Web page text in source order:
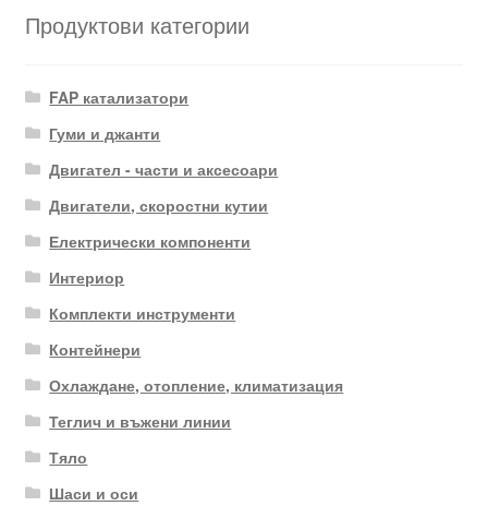
Продуктови категории
FAP катализатори
Гуми и джанти
Двигател - части и аксесоари
Двигатели, скоростни кутии
Електрически компоненти
Интериор
Комплекти инструменти
Контейнери
Охлаждане, отопление, климатизация
Теглич и въжени линии
Тяло
Шаси и оси